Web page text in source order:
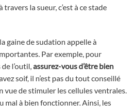
travers la sueur, c’est à ce stade
gaine de sudation appelle à
Par exemple, pour
l’outil, assurez-vous d’être bien
soif, il n’est pas du tout conseillé
vue de stimuler les cellules ventrales.
mal à bien fonctionner. Ainsi, les